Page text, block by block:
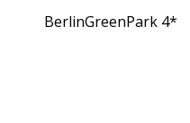
BerlinGreenPark 4*